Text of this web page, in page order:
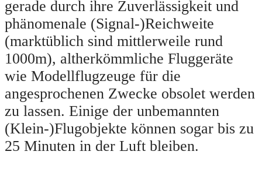
gerade durch ihre Zuverlässigkeit und
phänomenale (Signal-)Reichweite
(marktüblich sind mittlerweile rund
1000m), altherkömmliche Fluggeräte
wie Modellflugzeuge für die
angesprochenen Zwecke obsolet werden
zu lassen. Einige der unbemannten
(Klein-)Flugobjekte können sogar bis zu
25 Minuten in der Luft bleiben.